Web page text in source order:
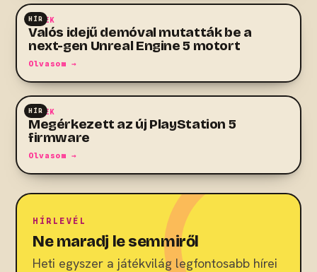
HÍR
HÍREK
Valós idejű demóval mutatták be a
next-gen Unreal Engine 5 motort
Olvasom →
HÍR
HÍREK
Megérkezett az új PlayStation 5
firmware
Olvasom →
HÍRLEVÉL
Ne maradj le semmiről
Heti egyszer a játékvilág legfontosabb hírei